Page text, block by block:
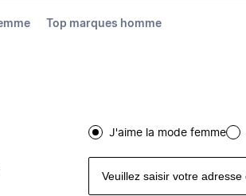
Top marques homme
J'aime la mode femme